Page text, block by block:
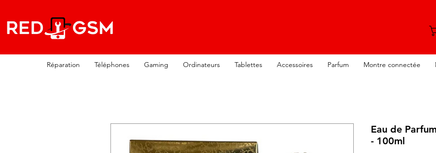
Réparation Téléphones Gaming Ordinateurs Tablettes Accessoires Parfum Montre connectée
Eau de
- 100ml